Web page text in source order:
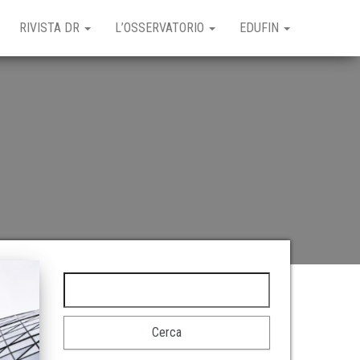
RIVISTA DR L’OSSERVATORIO EDUFIN